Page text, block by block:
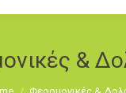
&
are here: